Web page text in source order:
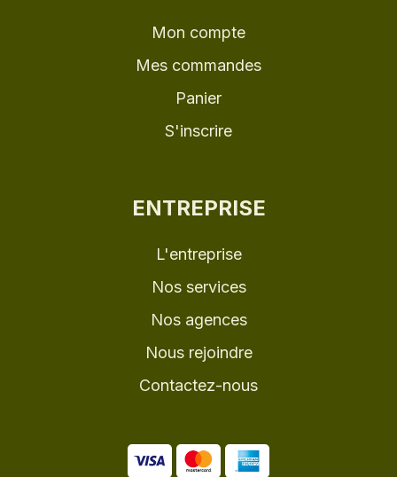
Mon compte
Mes commandes
Panier
S'inscrire
ENTREPRISE
L'entreprise
Nos services
Nos agences
Nous rejoindre
Contactez-nous